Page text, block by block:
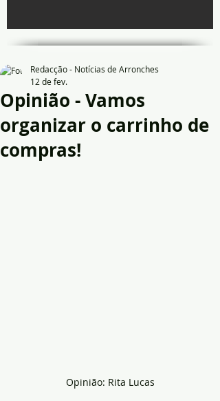
Opinião - Vamos
organizar o carrinho de
compras!
Redacção - Notícias de Arronches
12 de fev.
Opinião: Rita Lucas